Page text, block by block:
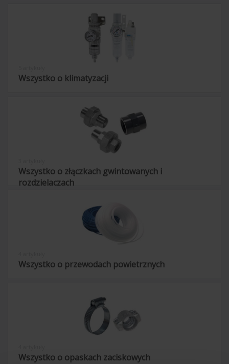
Wszystko o klimatyzacji
Wszystko o złączkach gwintowanych i
rozdzielaczach
Wszystko o przewodach powietrznych
Wszystko o opaskach zaciskowych